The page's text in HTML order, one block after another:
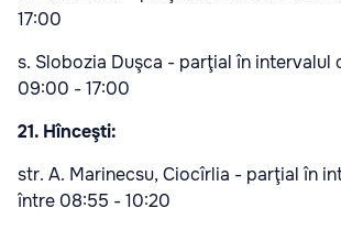
17:00
s. Slobozia Duşca - parţial în intervalul
09:00 - 17:00
21. Hînceşti:
str. A. Marinecsu, Ciocîrlia - parţial în
între 08:55 - 10:20